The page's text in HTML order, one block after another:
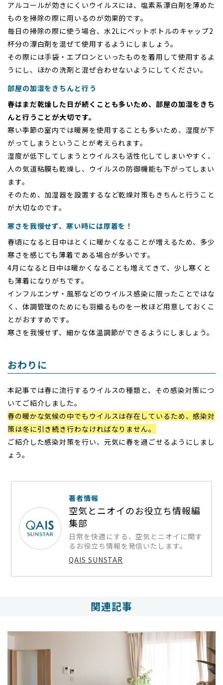
アルコールが効きにくいウイルスには、塩素系漂白剤を薄めた
ものを掃除の際に用いるのが効果的です。
毎日の掃除の際に使う場合、水2Lにペットボトルのキャップ2
杯分の漂白剤を混ぜて使用するようにしましょう。
その際には手袋・エプロンといったものを着用して使用するよ
うにし、ほかの洗剤と混ぜ合わせないようにしてください。
部屋の加湿をきちんと行う
春はまだ乾燥した日が続くことも多いため、部屋の加湿をきち
んと行うことが大切です。
寒い季節の室内では暖房を使用することも多いため、湿度が下
がってしまうということが考えられます。
湿度が低下してしまうとウイルスも活性化してしまいやすく、
人の気道粘膜も乾燥し、ウイルスの防御機能も下がってしまい
ます。
そのため、加湿器を設置するなど乾燥対策もきちんと行うこと
が大切なのです。
寒さを我慢せず、寒い時には厚着を！
春頃になると日中はとくに暖かくなることが増えるため、多少
寒さを感じても薄着である場合が多いです。
4月になると日中は暖かくなることも増えてきて、少し寒くと
も薄着になりがちです。
インフルエンザ・風邪などのウイルス感染に限ったことではな
く、体調管理のためにも羽織るものを一枚ほど用意しておくこ
とがおすすめです。
寒さを我慢せず、細かな体温調節ができるようにしましょう。
おわりに
本記事では春に流行するウイルスの種類と、その感染対策につ
いてご紹介しました。
春の暖かな気候の中でもウイルスは存在しているため、感染対
策は冬に引き続き行わなければなりません。
ご紹介した感染対策を行い、元気に春を過ごせるようにしまし
ょう。
著者情報
空気とニオイのお役立ち情報編
集部
日常を快適にする、空気とニオイに関す
るお役立ち情報を発信いたします。
QAIS SUNSTAR
関連記事